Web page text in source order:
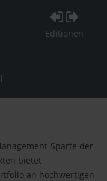
Editionen
Sparte der
bietet
an hochwertigen